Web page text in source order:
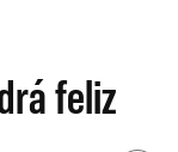
feliz